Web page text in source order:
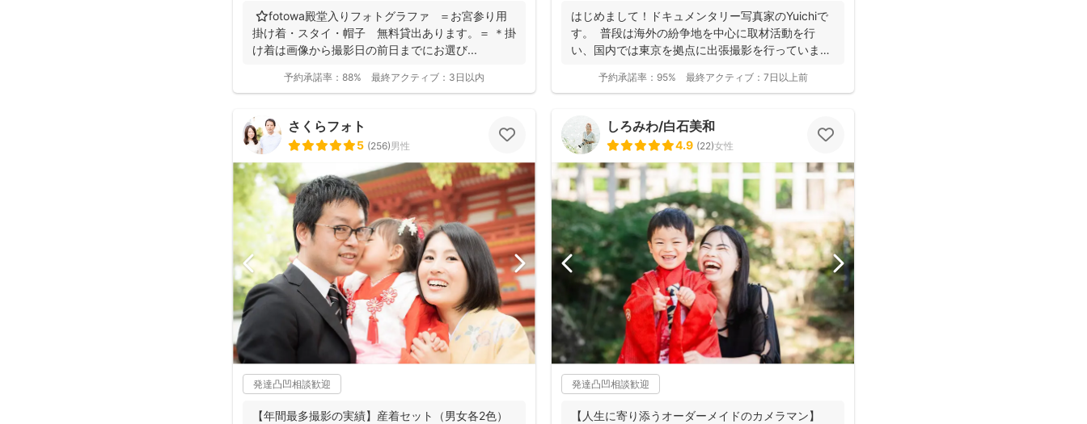
⭐️fotowa殿堂入りフォトグラファ ＝お宮参り用
掛け着・スタイ・帽子 無料貸出あります。＝ ＊掛
け着は画像から撮影日の前日までにお選び...
予約承諾率： 88% 最終アクティブ： 3日以内
はじめまして！ドキュメンタリー写真家のYuichiで
す。 普段は海外の紛争地を中心に取材活動を行
い、国内では東京を拠点に出張撮影を行っていま
予約承諾率： 95% 最終アクティブ： 7日以上前
さくらフォト
5 (256)男性
発達凸凹相談歓迎
【年間最多撮影の実績】産着セット（男女各2色）
しろみわ/白石美和
4.9 (22)女性
発達凸凹相談歓迎
【人生に寄り添うオーダーメイドのカメラマン】